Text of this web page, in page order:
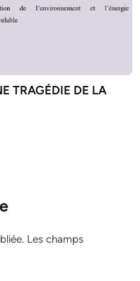
TRAGÉDIE DE LA
Les champs